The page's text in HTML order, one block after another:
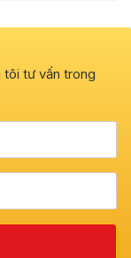
tư vấn trong